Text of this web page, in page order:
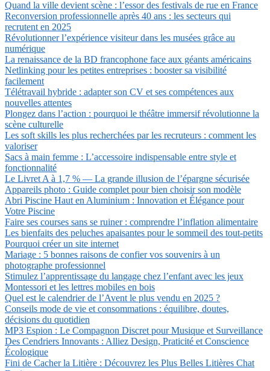
Quand la ville devient scène : l’essor des festivals de rue en France
Reconversion professionnelle après 40 ans : les secteurs qui
recrutent en 2025
Révolutionner l’expérience visiteur dans les musées grâce au
numérique
La renaissance de la BD francophone face aux géants américains
Netlinking pour les petites entreprises : booster sa visibilité
facilement
Télétravail hybride : adapter son CV et ses compétences aux
nouvelles attentes
Plongez dans l’action : pourquoi le théâtre immersif révolutionne la
scène culturelle
Les soft skills les plus recherchées par les recruteurs : comment les
valoriser
Sacs à main femme : L’accessoire indispensable entre style et
fonctionnalité
Le Livret A à 1,7 % — La grande illusion de l’épargne sécurisée
Appareils photo : Guide complet pour bien choisir son modèle
Abri Piscine Haut en Aluminium : Innovation et Élégance pour
Votre Piscine
Faire ses courses sans se ruiner : comprendre l’inflation alimentaire
Les bienfaits des peluches apaisantes pour le sommeil des tout-petits
Pourquoi créer un site internet
Mariage : 5 bonnes raisons de confier vos souvenirs à un
photographe professionnel
Stimulez l’apprentissage du langage chez l’enfant avec les jeux
Montessori et les lettres mobiles en bois
Quel est le calendrier de l’Avent le plus vendu en 2025 ?
Conseils mode de vie et consommations : équilibre, doutes,
décisions du quotidien
MP3 Espion : Le Compagnon Discret pour Musique et Surveillance
Des Cendriers Innovants : Alliez Design, Praticité et Conscience
Écologique
Fini de Cacher la Litière : Découvrez les Plus Belles Litières Chat